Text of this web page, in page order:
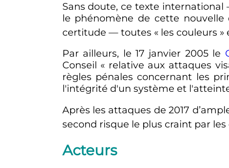
Sans doute, ce texte international
le phénomène de cette
certitude —toutes « les couleurs »
Par ailleurs, le17 janvier 2005le
Conseil « relative aux attaques
règles pénales concernant les
l'intégrité d'un système et
Après les attaques de 2017
second risque le plus craint par
Acteurs